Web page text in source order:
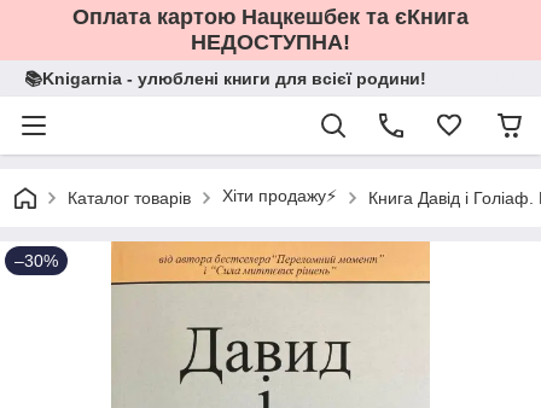
Оплата картою Нацкешбек та єКнига
НЕДОСТУПНА!
📚Knigarnia - улюблені книги для всієї родини!
Каталог товарів Хіти продажу⚡️ Книга Давід і
–30%